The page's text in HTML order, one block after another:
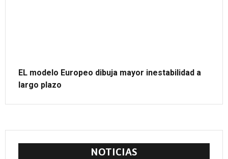
EL modelo Europeo dibuja mayor inestabilidad a
largo plazo
NOTICIAS